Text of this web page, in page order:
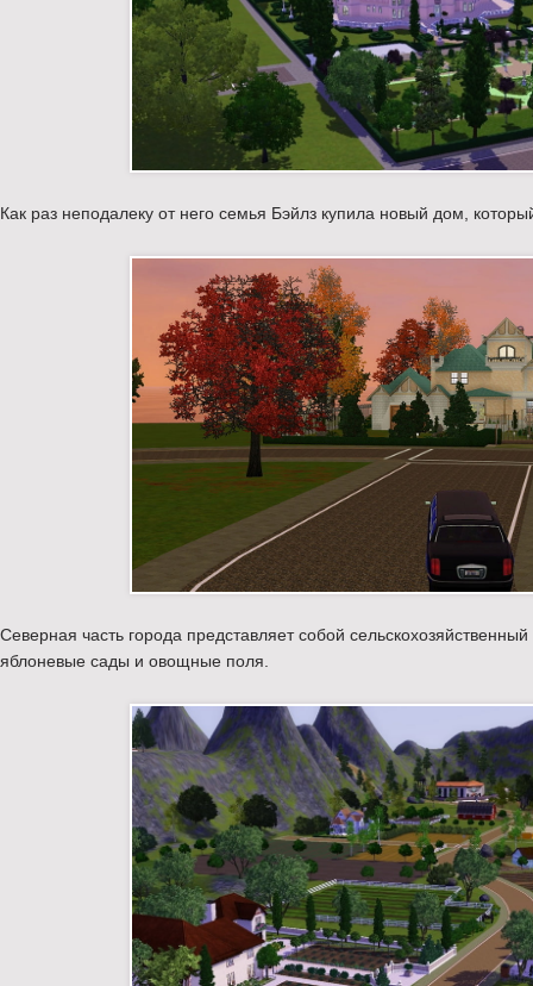
Как раз неподалеку от него семья Бэйлз купила новый дом,
Северная часть города представляет собой
яблоневые сады и овощные поля.